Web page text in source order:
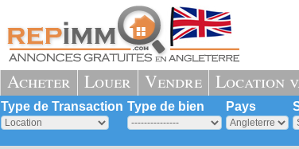
Acheter Louer Vendre Location
Type de Transaction Type de bien Pays